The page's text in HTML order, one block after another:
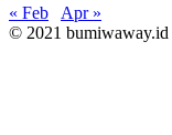
« Feb
Apr »
© 2021 bumiwaway.id